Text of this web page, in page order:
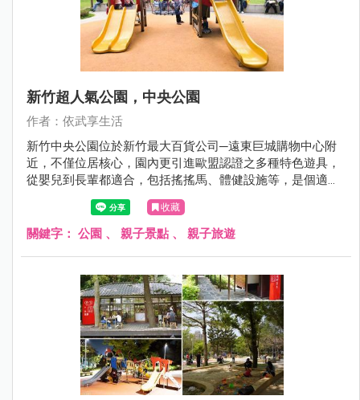
新竹超人氣公園，中央公園
作者：依武享生活
新竹中央公園位於新竹最大百貨公司─遠東巨城購物中心附
近，不僅位居核心，園內更引進歐盟認證之多種特色遊具，
從嬰兒到長輩都適合，包括搖搖馬、體健設施等，是個適合
全家大小假日運動休閒的好地方。
收藏
關鍵字： 公園 、 親子景點 、 親子旅遊